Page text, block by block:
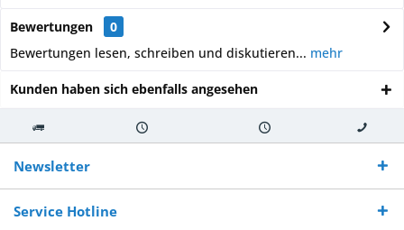
Bewertungen
0
Bewertungen lesen, schreiben und diskutieren... mehr
Kunden haben sich ebenfalls angesehen
Kostenloser
Versand ab €
250,-
Versand innerhalb von Versand von So erreichen
Sie uns 0160
970 511 90
Newsletter
Service Hotline